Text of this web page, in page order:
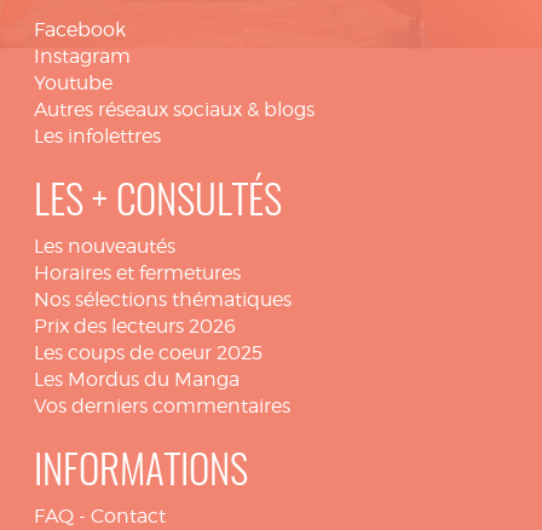
Facebook
Instagram
Youtube
Autres réseaux sociaux & blogs
Les infolettres
LES + CONSULTÉS
Les nouveautés
Horaires et fermetures
Nos sélections thématiques
Prix des lecteurs 2026
Les coups de coeur 2025
Les Mordus du Manga
Vos derniers commentaires
INFORMATIONS
FAQ - Contact